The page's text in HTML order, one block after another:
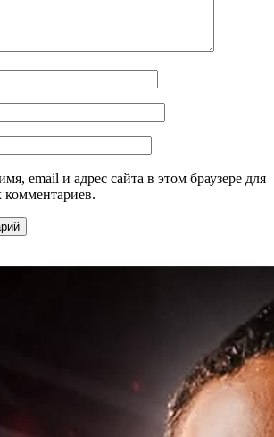
email и адрес сайта в этом браузере для